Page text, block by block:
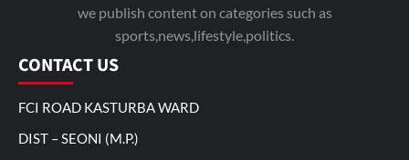
we publish content on categories such as
sports,news,lifestyle,politics.
CONTACT US
FCI ROAD KASTURBA WARD
DIST – SEONI (M.P.)